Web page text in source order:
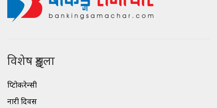
विशेष शृङ्खला
क्रिप्टोकरेन्सी
नारी दिवस